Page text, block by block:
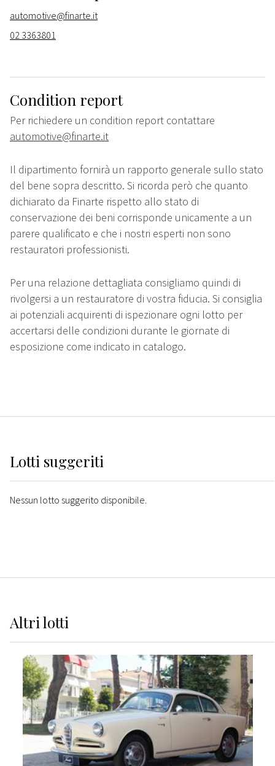
automotive@finarte.it
02 3363801
Condition report
Per richiedere un condition report contattare
automotive@finarte.it
Il dipartimento fornirà un rapporto generale sullo stato
del bene sopra descritto. Si ricorda però che quanto
dichiarato da Finarte rispetto allo stato di
conservazione dei beni corrisponde unicamente a un
parere qualificato e che i nostri esperti non sono
restauratori professionisti.
Per una relazione dettagliata consigliamo quindi di
rivolgersi a un restauratore di vostra fiducia. Si consiglia
ai potenziali acquirenti di ispezionare ogni lotto per
accertarsi delle condizioni durante le giornate di
esposizione come indicato in catalogo.
Lotti suggeriti
Nessun lotto suggerito disponibile.
Altrilotti